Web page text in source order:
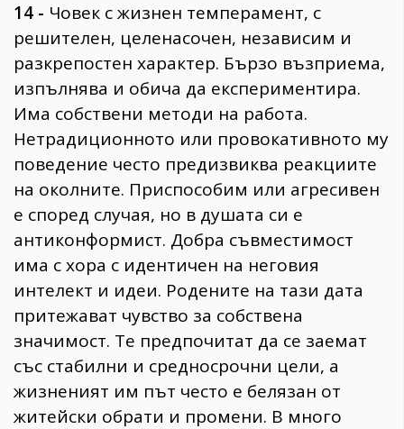
14 - Човек с жизнен темперамент, с
решителен, целенасочен, независим и
разкрепостен характер. Бързо възприема,
изпълнява и обича да експериментира.
Има собствени методи на работа.
Нетрадиционното или провокативното му
поведение често предизвиква реакциите
на околните. Приспособим или агресивен
е според случая, но в душата си е
антиконформист. Добра съвместимост
има с хора с идентичен на неговия
интелект и идеи. Родените на тази дата
притежават чувство за собствена
значимост. Те предпочитат да се заемат
със стабилни и средносрочни цели, а
жизненият им път често е белязан от
житейски обрати и промени. В много